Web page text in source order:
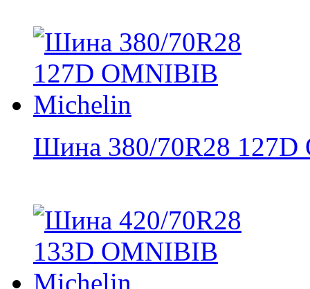
Шина 380/70R28 127D